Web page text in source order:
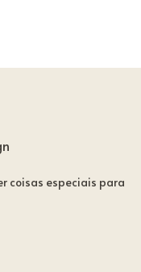
coisas especiais para